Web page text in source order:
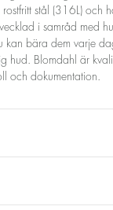
stål (316L) och
i samråd med
kan bära dem varje
hud. Blomdahl är
och dokumentation.